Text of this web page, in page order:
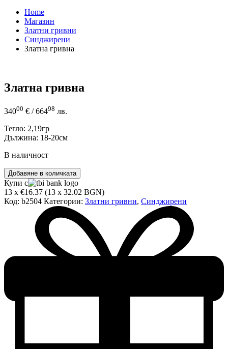
Home
Магазин
Златни гривни
Синджирени
Златна гривна
Златна гривна
34000 € / 66498 лв.
Тегло: 2,19гр
Дължина: 18-20см
В наличност
количество
за
Златна
гривна
Добавяне в количката
Купи с
13 x €16.37 (13 x 32.02 BGN)
Код: b2504 Категории: Златни гривни, Синджирени